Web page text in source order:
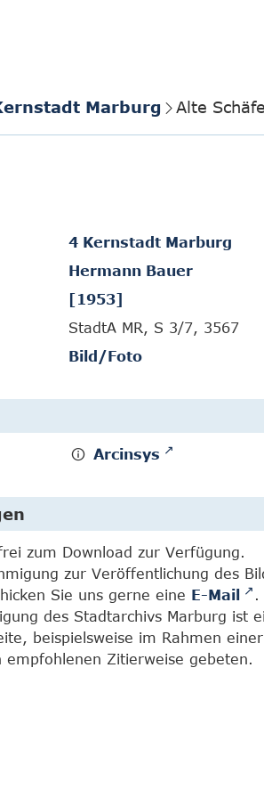
Marburg Alte
4 Kernstadt Marburg
Hermann Bauer
[1953]
StadtA MR, S 3/7, 3567
Bild/Foto
Arcinsys
zum Download zur Verfügung.
zur Veröffentlichung des
Sie uns gerne eine E-Mail
.
des Stadtarchivs Marburg
beispielsweise im Rahmen
Zitierweise gebeten.